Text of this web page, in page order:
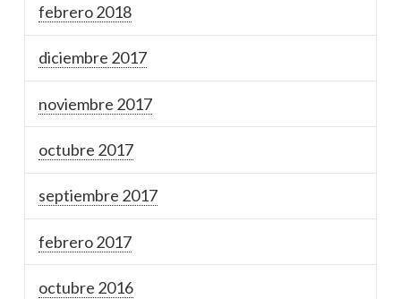
febrero 2018
diciembre 2017
noviembre 2017
octubre 2017
septiembre 2017
febrero 2017
octubre 2016